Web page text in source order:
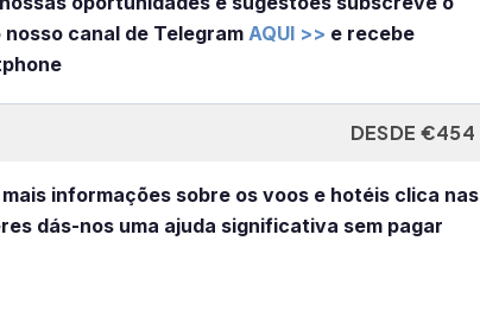
nosso canal de Telegram AQUI >> e recebe
DESDE €454
informações sobre os voos e hotéis clica nas
dás-nos uma ajuda significativa sem pagar